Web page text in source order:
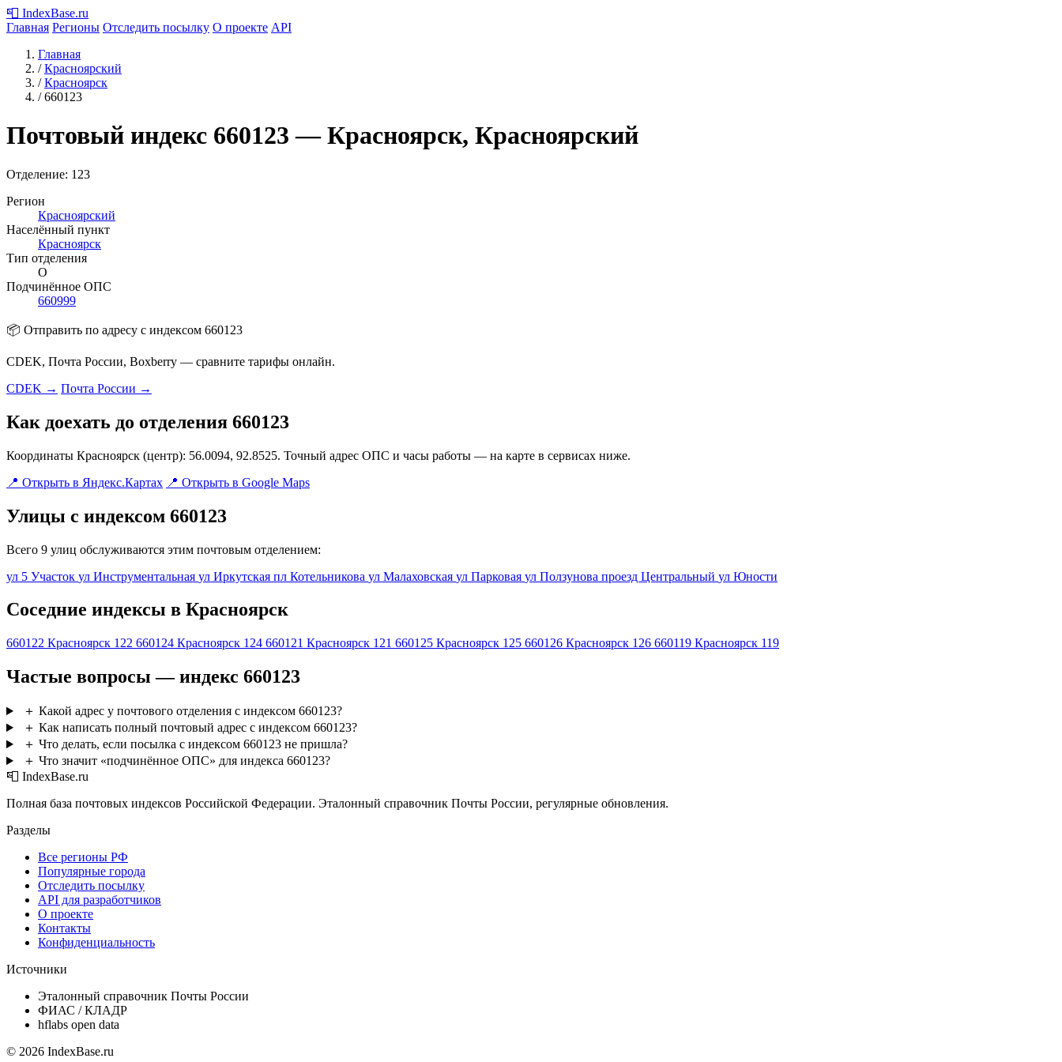
📮 IndexBase.ru
Главная Регионы Отследить посылку О проекте API
Главная
/ Красноярский
/ Красноярск
/ 660123
Почтовый индекс 660123 — Красноярск, Красноярский
Отделение: 123
Регион
Красноярский
Населённый пункт
Красноярск
Тип отделения
О
Подчинённое ОПС
660999
📦 Отправить по адресу с индексом 660123
CDEK, Почта России, Boxberry — сравните тарифы онлайн.
CDEK → Почта России →
Как доехать до отделения 660123
Координаты Красноярск (центр): 56.0094, 92.8525. Точный адрес ОПС и часы работы — на карте в сервисах ниже.
📍 Открыть в Яндекс.Картах 📍 Открыть в Google Maps
Улицы с индексом 660123
Всего 9 улиц обслуживаются этим почтовым отделением:
ул 5 Участок ул Инструментальная ул Иркутская пл Котельникова ул Малаховская ул Парковая ул Ползунова проезд Центральный ул Юности
Соседние индексы в Красноярск
660122 Красноярск 122 660124 Красноярск 124 660121 Красноярск 121 660125 Красноярск 125 660126 Красноярск 126 660119 Красноярск 119
Частые вопросы — индекс 660123
＋ Какой адрес у почтового отделения с индексом 660123?
＋ Как написать полный почтовый адрес с индексом 660123?
＋ Что делать, если посылка с индексом 660123 не пришла?
＋ Что значит «подчинённое ОПС» для индекса 660123?
📮 IndexBase.ru
Полная база почтовых индексов Российской Федерации. Эталонный справочник Почты России, регулярные обновления.
Разделы
Все регионы РФ
Популярные города
Отследить посылку
API для разработчиков
О проекте
Контакты
Конфиденциальность
Источники
Эталонный справочник Почты России
ФИАС / КЛАДР
hflabs open data
© 2026 IndexBase.ru